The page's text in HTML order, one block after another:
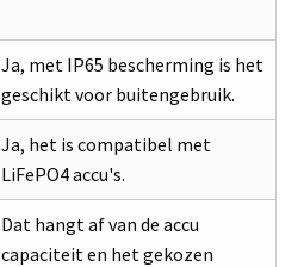
Ja, met IP65 bescherming is het
geschikt voor buitengebruik.
Ja, het is compatibel met
LiFePO4 accu's.
Dat hangt af van de accu
capaciteit en het gekozen